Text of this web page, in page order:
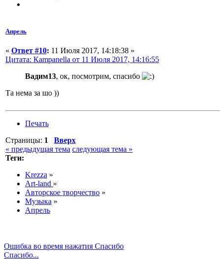
Апрель
« Ответ #10: 11 Июля 2017, 14:18:38 »
Цитата: Кampanella от 11 Июля 2017, 14:16:55
Вадим13, ок, посмотрим, спасибо
Та нема за шо ))
Печать
Страницы: 1
Вверх
« предыдущая тема следующая тема »
Теги:
Krezza »
Art-land »
Авторское творчество »
Музыка »
Апрель
Ошибка во время нажатия Спасибо
Спасибо...